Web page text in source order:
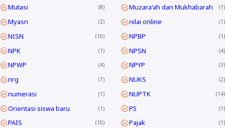
Mutasi 8 Muzara'ah dan Mukhabarah 1
Myasn 2 nilai online 1
NISN 10 NPBP 1
NPK 1 NPSN 4
NPWP 4 NPYP 3
nrg 7 NUKS 2
numerasi 1 NUPTK 14
Orientasi siswa baru 1 P5 1
PAIS 10 Pajak 1